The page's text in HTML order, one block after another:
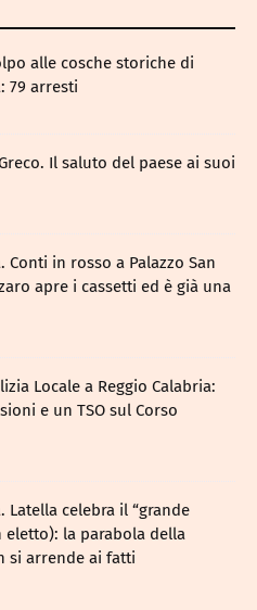
alle cosche storiche di
79 arresti
Il saluto del paese ai suoi
Conti in rosso a Palazzo San
apre i cassetti ed è già una
Locale a Reggio Calabria:
e un TSO sul Corso
Latella celebra il “grande
eletto): la parabola della
si arrende ai fatti